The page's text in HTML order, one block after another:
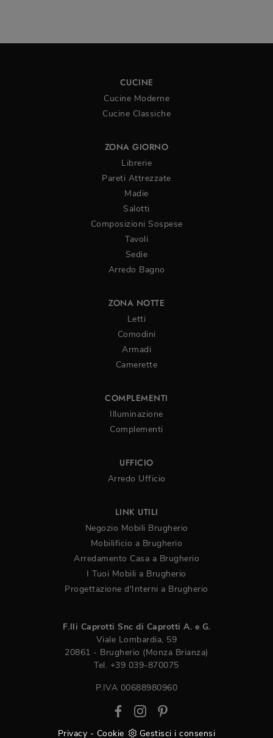
CUCINE
Cucine Moderne
Cucine Classiche
ZONA GIORNO
Librerie
Pareti Attrezzate
Madie
Salotti
Composizioni Sospese
Tavoli
Sedie
Arredo Bagno
ZONA NOTTE
Letti
Comodini
Armadi
Camerette
COMPLEMENTI
Illuminazione
Complementi
UFFICIO
Arredo Ufficio
LINK UTILI
Negozio Mobili Brugherio
Mobilificio a Brugherio
Arredamento Casa a Brugherio
I Tuoi Mobili a Brugherio
Progettazione d'Interni a Brugherio
F.lli Caprotti Snc di Caprotti A. e G.
Viale Lombardia, 59
20861 - Brugherio (Monza Brianza)
Tel. +39 039-870075
P.IVA 00688980960
Privacy - Cookie Gestisci i consensi